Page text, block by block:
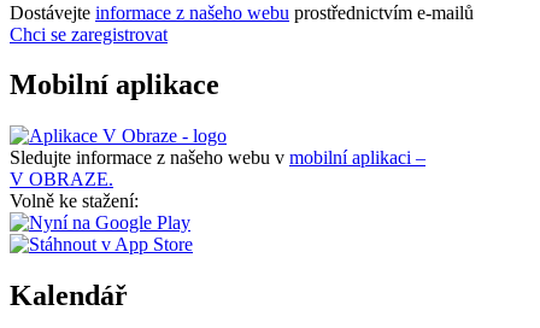
Dostávejte informace z našeho webu prostřednictvím e-mailů
Chci se zaregistrovat
Mobilní aplikace
Sledujte informace z našeho webu v mobilní aplikaci –
V OBRAZE.
Volně ke stažení:
Kalendář